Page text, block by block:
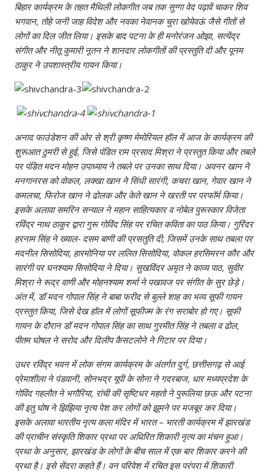
बिहार कार्यक्रम के तहत मैथिली लोकगीत जब तक सुग्‍गा वेद पढ़ावें चाकर शिव
भगवान, तोहे जनी जाह विदेश और नवका नेवानक चुरा खोयेवऊं जैसे गीतों से
लोगों का दिल जीत लिया। इसके बाद पटना के ही मनोरंजन ओझा, सत्‍येंद्र
संगीत और नीतू कुमारी नूतन ने शानदार लोकगीतों की प्रस्‍तुति दी और पूनम
ठाकुर ने उपशास्‍त्रीय गायन किया।
अनाद फाउंडेशन की ओर से श्री कृष्‍ण मेमोरियल हॉल में आज के कार्यक्रम की
शुरूआत ठुमरी से हुई, जिसे पंडित राम प्रसाद मिश्रा ने प्रस्‍तुत किया और तबले
पर पंडित मदन मोहन उपाध्‍याय ने तबले पर उनका साथ दिया। अवनर खान ने
मनगानरस को वोकल, लक्‍खा खान ने सिंधी सारंगी, कचरा खान, गेवार खान ने
कमलचा, फिरोज खान ने ढोलक और केते खान ने खरती पर परफॉर्म किया।
इसके अलावा समरिन सन्‍याल ने महान साहित्‍यकार व नोबेल पुरूस्‍कार विजेता
रविंद्र नाथ ठाकुर द्वारा गुरू गोविंद सिंह पर रचित कविता का पाठ किया। गुरिंदर
हरनाम सिंह ने ख्‍याल- दसम बाणी की प्रसतुति दी, जिसमें उनके साथ तबला पर
मदनील सिसोदिया, हारमोनिया पर ललित सिसोदिया, वोकल हरसिमरन कौर और
सारंगी पर घनश्‍याम सिसोदिया ने दिया। सुखविंदर अमृत ने काव्‍य पाठ, सुवीर
मिश्रा ने रूद्र वाणी और मोहनश्‍याम शर्मा ने पखावज पर संगीत के सुर छेड़े।
अंत में, डॉ मदन गोपाल सिंह ने बाबा फरीद से बुल्‍ले शाह का भव्‍य सूफी गायन
प्रस्‍तुत किया, जिसे देख हॉल में लोगों सूफीज्‍म के रंग सराबोर हो गए। सूफी
गायन के दौरान डॉ मदन गोपाल सिंह का साथ गुरमीत सिंह ने तबला व ढोल,
पीतम घोषल ने सरोद और दिलीप कैसटलोने ने गिटार पर दिया।
उधर रविंद्र भवन में लोक संगम कार्यक्रम के अंतर्गत दुर्ग, छत्तीसगढ़ से आई
प्रेमाशीला ने पंडवानी, सोनभद्र यूपी के सोना ने गदरबाज, धार मध्‍यप्रदेश के
गोविंद गहलौत ने भगौरिया, रांची की सृष्टिधर महतो ने पुरूलिया छऊ और पटना
की इतु घोष ने झिझिया नृत्‍य पेश कर लोगों को झूमने पर मजबूर कर दिया।
इसके अलावा भारतीय नृत्‍य कला मंदिर में भारत – भारती कार्यक्रम में झारखंड
की प्राचीन संस्‍कृति शिकार प्रथा पर अधिरित शिकारी नृत्‍य का मंचन हुआ।
प्रथा के अनुसार, झारखंड के लोगों के बीच साल में एक बार शिकार करने की
प्रथा है। इसे सेंदरा कहते हैं। वन परिवेश में रचित इस परंपरा में शिकारी